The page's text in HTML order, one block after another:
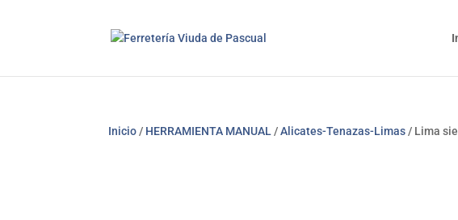
Inicio / HERRAMIENTA MANUAL /Alicates-Tenazas-Limas / Lima